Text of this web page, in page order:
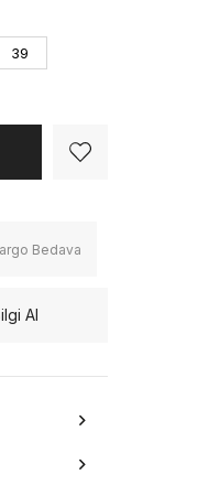
39
Bedava
Al